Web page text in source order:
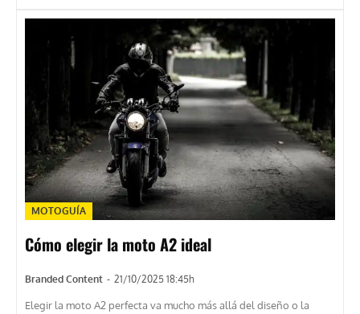
MOTOGUÍA
Cómo elegir la moto A2 ideal
Branded Content - 21/10/2025 18:45h
Elegir la moto A2 perfecta va mucho más allá del diseño o la